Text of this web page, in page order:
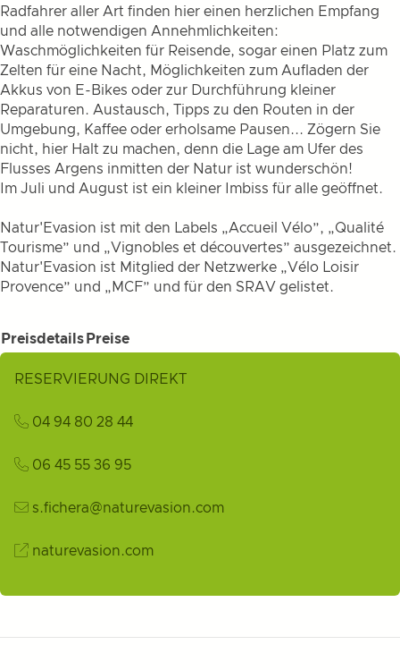
Radfahrer aller Art finden hier einen herzlichen Empfang
und alle notwendigen Annehmlichkeiten:
Waschmöglichkeiten für Reisende, sogar einen Platz zum
Zelten für eine Nacht, Möglichkeiten zum Aufladen der
Akkus von E-Bikes oder zur Durchführung kleiner
Reparaturen. Austausch, Tipps zu den Routen in der
Umgebung, Kaffee oder erholsame Pausen... Zögern Sie
nicht, hier Halt zu machen, denn die Lage am Ufer des
Flusses Argens inmitten der Natur ist wunderschön!
Im Juli und August ist ein kleiner Imbiss für alle geöffnet.
Natur'Evasion ist mit den Labels „Accueil Vélo”, „Qualité
Tourisme” und „Vignobles et découvertes” ausgezeichnet.
Natur'Evasion ist Mitglied der Netzwerke „Vélo Loisir
Provence” und „MCF” und für den SRAV gelistet.
Preisdetails Preise
RESERVIERUNG DIREKT
04 94 80 28 44
06 45 55 36 95
s.fichera@naturevasion.com
naturevasion.com